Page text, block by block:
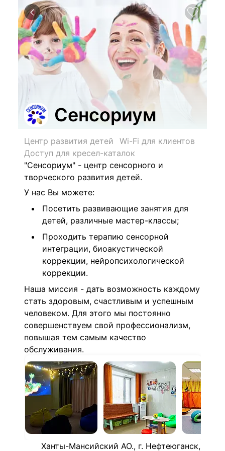
Сенсориум
Центр развития детей
Wi-Fi для клиентов
Доступ для кресел-каталок
"Сенсориум" - центр сенсорного и
творческого развития детей.
У нас Вы можете:
Посетить развивающие занятия для
детей, различные мастер-классы;
Проходить терапию сенсорной
интеграции, биоакустической
коррекции, нейропсихологической
коррекции.
Наша миссия - дать возможность каждому
стать здоровым, счастливым и успешным
человеком. Для этого мы постоянно
совершенствуем свой профессионализм,
повышая тем самым качество
обслуживания.
Ханты-Мансийский АО., г. Нефтеюганск,